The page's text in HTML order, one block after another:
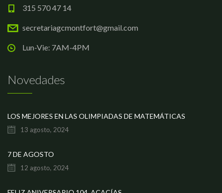
315 570 47 14
secretariagcmontfort@gmail.com
Lun-Vie: 7AM-4PM
Novedades
LOS MEJORES EN LAS OLIMPIADAS DE MATEMÁTICAS
13 agosto, 2024
7 DE AGOSTO
12 agosto, 2024